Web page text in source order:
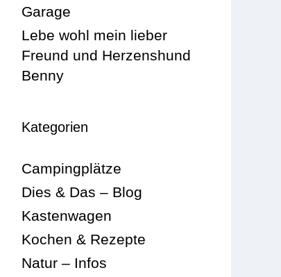
Garage
Lebe wohl mein lieber
Freund und Herzenshund
Benny
Kategorien
Campingplätze
Dies & Das – Blog
Kastenwagen
Kochen & Rezepte
Natur – Infos